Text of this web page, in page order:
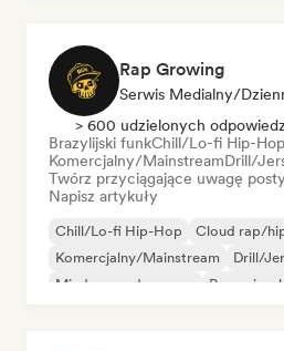
Rap Growing
Serwis Medialny/
> 600 udzielonych
Brazylijski funkChill/Lo-fi Hip-Hop
Komercjalny/MainstreamDrill/
Twórz przyciągające uwagę
Napisz artykuły
Chill/Lo-fi Hip-Hop
Cloud rap/
Komercjalny/Mainstream
Drill/
Międzynarodowy rap
Rap w